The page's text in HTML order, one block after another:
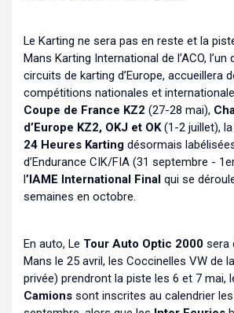
Le Karting ne sera pas en reste et la
Mans Karting International de l’ACO, l’un
circuits de karting d’Europe, accueillera
compétitions nationales et
Coupe de France KZ2 (27-28 mai),
d’Europe KZ2, OKJ et OK(1-2 juillet),
24 Heures Karting désormais
d’Endurance CIK/FIA (31 septembre -
l’IAME International Final qui se
semaines en octobre.
En auto, Le Tour Auto Optic 2000 sera
Mans le 25 avril, les Coccinelles VW de la
privée) prendront la piste les 6 et 7 mai,
Camions sont inscrites au calendrier